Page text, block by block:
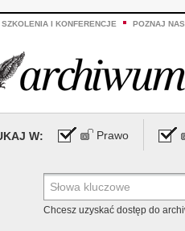
SZKOLENIA I KONFERENCJE POZNAJ
W: Prawo
Chcesz uzyskać dostęp do